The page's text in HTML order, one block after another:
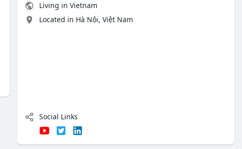
Living in Vietnam
Located in Hà Nội, Việt Nam
Social Links